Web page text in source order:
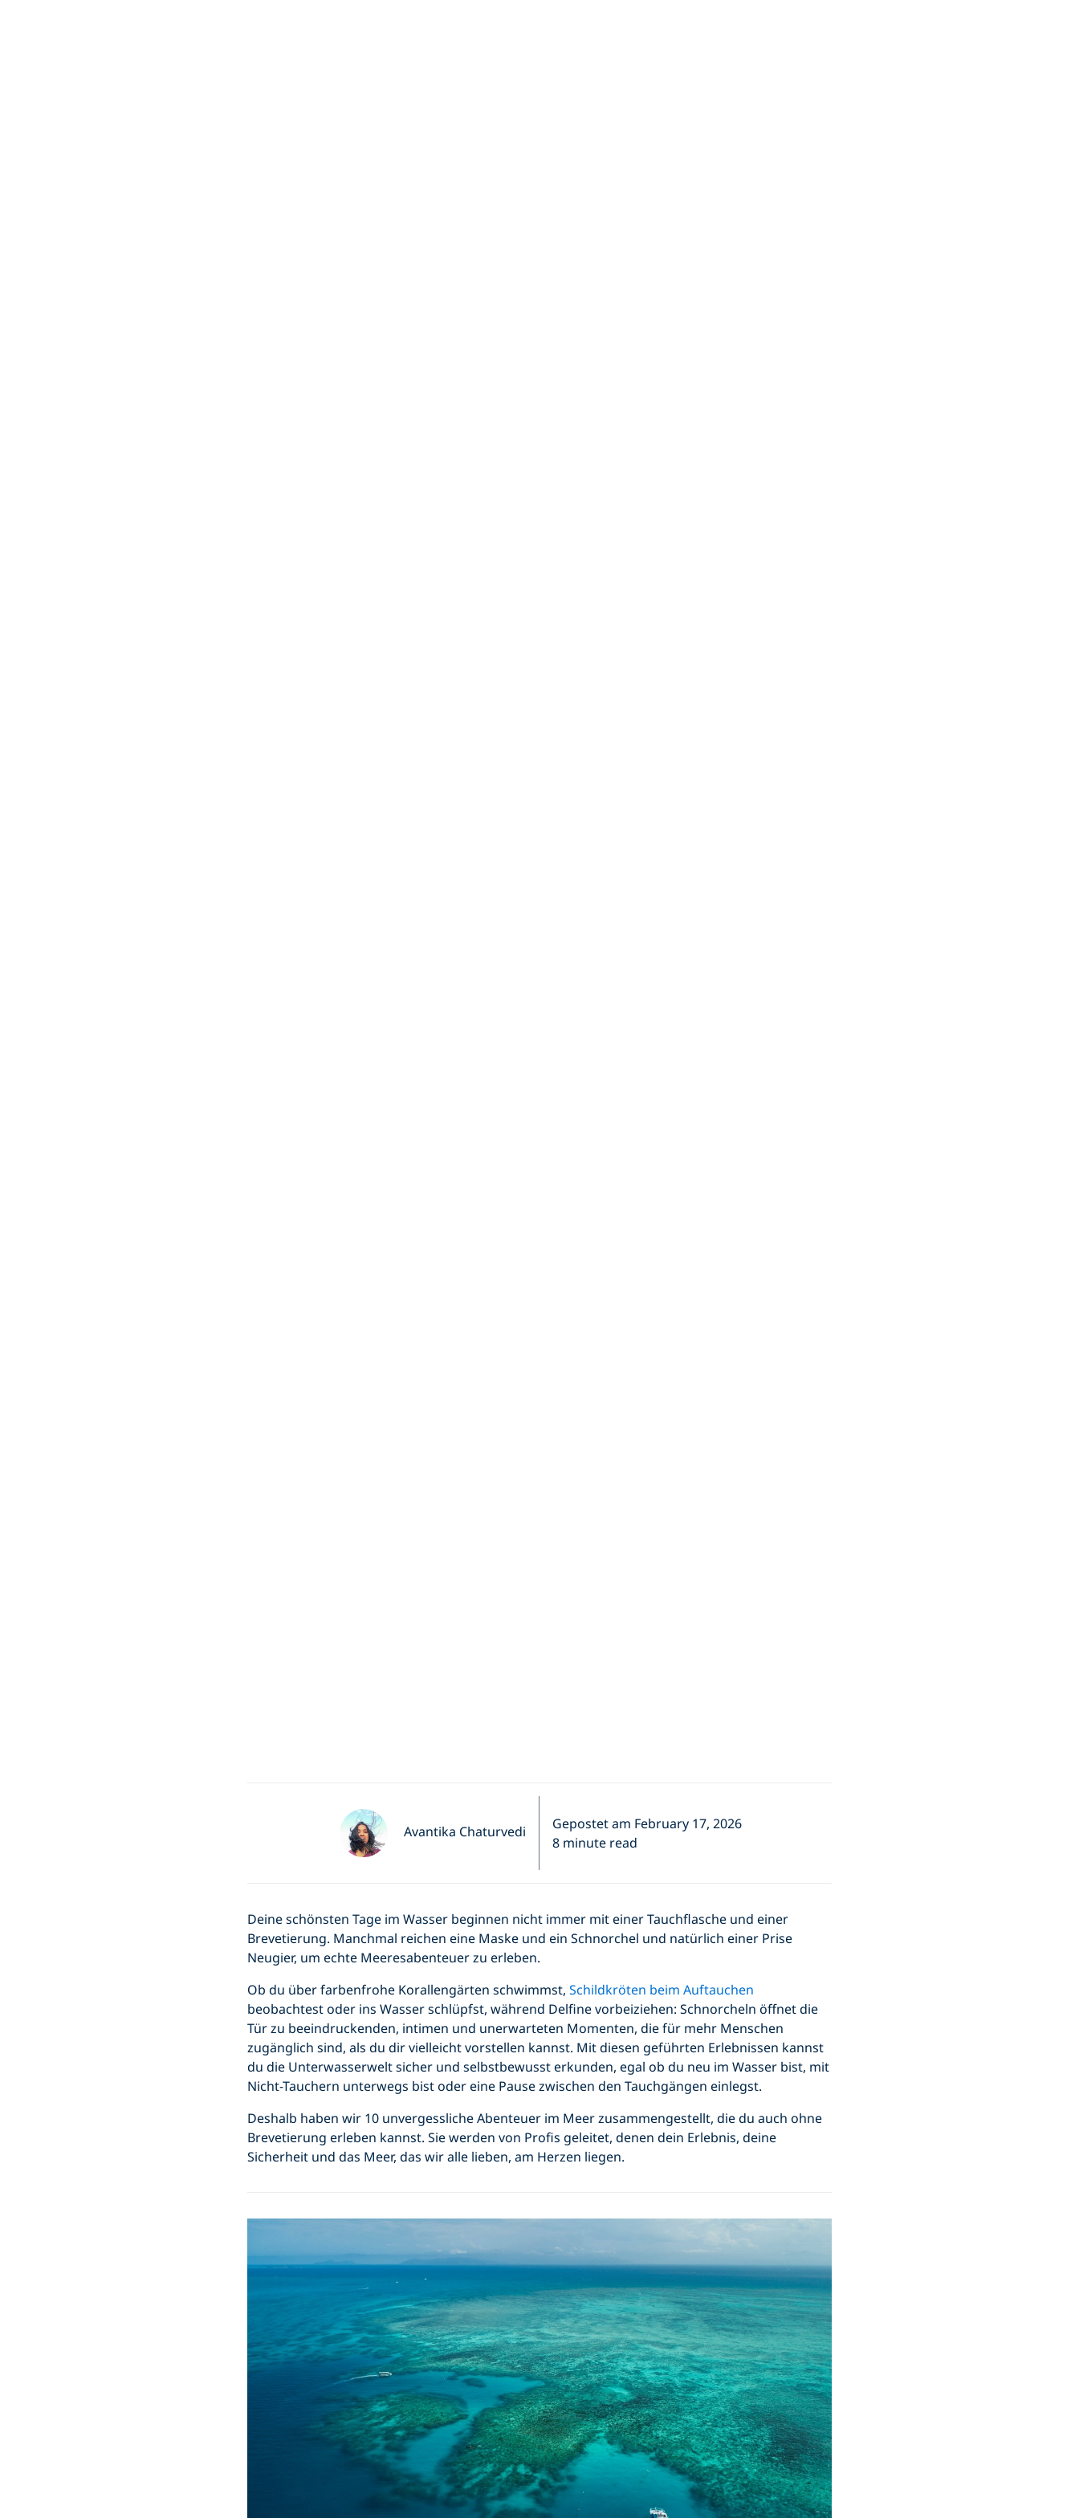
Avantika Chaturvedi
Gepostet am February 17, 2026
8 minute read
Deine schönsten Tage im Wasser beginnen nicht immer mit einer Tauchflasche und einer
Brevetierung. Manchmal reichen eine Maske und ein Schnorchel und natürlich einer Prise
Neugier, um echte Meeresabenteuer zu erleben.
Ob du über farbenfrohe Korallengärten schwimmst, Schildkröten beim Auftauchen
beobachtest oder ins Wasser schlüpfst, während Delfine vorbeiziehen: Schnorcheln öffnet die
Tür zu beeindruckenden, intimen und unerwarteten Momenten, die für mehr Menschen
zugänglich sind, als du dir vielleicht vorstellen kannst. Mit diesen geführten Erlebnissen kannst
du die Unterwasserwelt sicher und selbstbewusst erkunden, egal ob du neu im Wasser bist, mit
Nicht-Tauchern unterwegs bist oder eine Pause zwischen den Tauchgängen einlegst.
Deshalb haben wir 10 unvergessliche Abenteuer im Meer zusammengestellt, die du auch ohne
Brevetierung erleben kannst. Sie werden von Profis geleitet, denen dein Erlebnis, deine
Sicherheit und das Meer, das wir alle lieben, am Herzen liegen.